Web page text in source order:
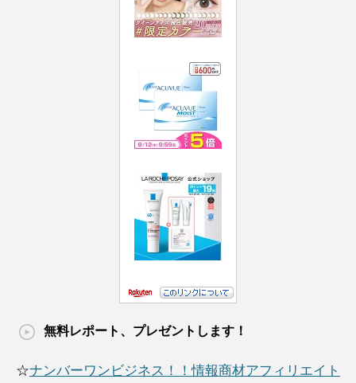
無料レポート、プレゼントします！
☆ナンバーワンビジネス！！情報商材アフィリエイト